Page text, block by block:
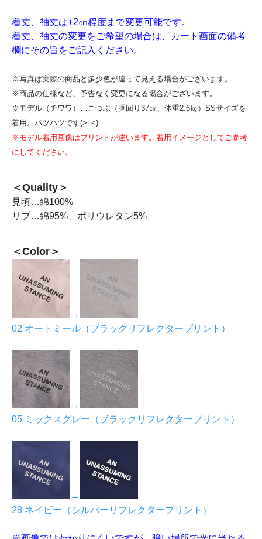
着丈、袖丈は±2㎝程度まで変更可能です。
着丈、袖丈の変更をご希望の場合は、カート画面の備考
欄にその旨をご記入ください。
※写真は実際の商品と多少色が違って見える場合がございます。
※商品の仕様など、予告なく変更になる場合がございます。
※モデル（チワワ）…こつぶ（胴回り37㎝、体重2.6㎏）SSサイズを
着用。パツパツです(>_<)
※モデル着用画像はプリントが違います。着用イメージとしてご参考
にしてください。
＜Quality＞
見頃…綿100%
リブ…綿95%、ポリウレタン5%
＜Color＞
→
02 オートミール（ブラックリフレクタープリント）
→
05 ミックスグレー（ブラックリフレクタープリント）
→
28 ネイビー（シルバーリフレクタープリント）